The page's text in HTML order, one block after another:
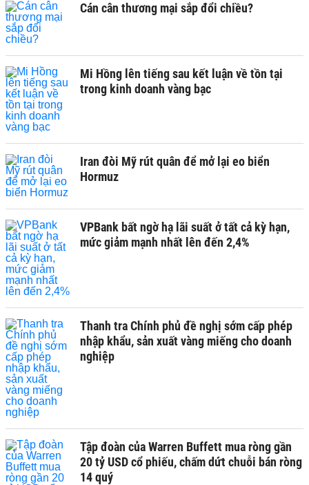
Cán cân thương mại sắp đổi chiều?
Mi Hồng lên tiếng sau kết luận về tồn tại
trong kinh doanh vàng bạc
Iran đòi Mỹ rút quân để mở lại eo biển
Hormuz
VPBank bất ngờ hạ lãi suất ở tất cả kỳ hạn,
mức giảm mạnh nhất lên đến 2,4%
Thanh tra Chính phủ đề nghị sớm cấp phép
nhập khẩu, sản xuất vàng miếng cho doanh
nghiệp
Tập đoàn của Warren Buffett mua ròng gần
20 tỷ USD cổ phiếu, chấm dứt chuỗi bán ròng
14 quý